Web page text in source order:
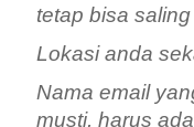
tetap bisa
Lokasi anda
Nama email
musti, harus